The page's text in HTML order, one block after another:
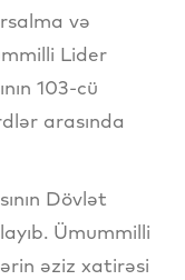
və
Lider
103-cü
arasında
Dövlət
Ümummilli
əziz xatirəsi